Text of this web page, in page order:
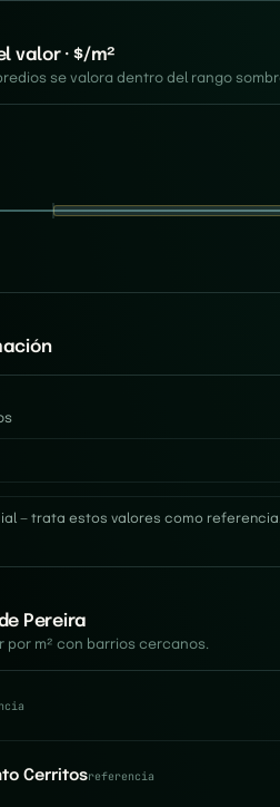
valor · $/m²
se valora dentro del rango
— trata estos valores como
Pereira
por m² con barrios cercanos.
Cerritosreferencia